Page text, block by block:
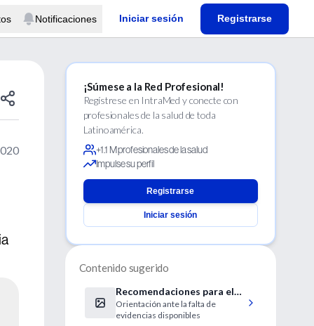
Notificaciones Iniciar sesión Registrarse
¡Súmese a la Red Profesional!
Regístrese en IntraMed y conecte con
profesionales de la salud de toda
Latinoamérica.
+1.1 M profesionales de la salud
Impulse su perfil
Registrarse
Iniciar sesión
Contenido sugerido
Recomendaciones para el
abordaje terapéutico de
COVID19
Orientación ante la falta de
evidencias disponibles